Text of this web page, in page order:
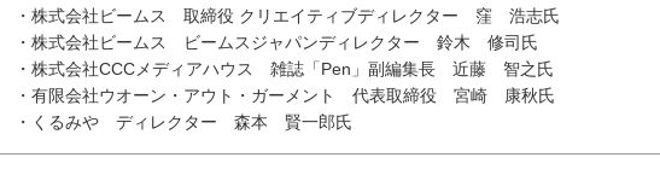
・株式会社ビームス 取締役 クリエイティブディレクター 窪 浩志氏
・株式会社ビームス ビームスジャパンディレクター 鈴木 修司氏
・株式会社CCCメディアハウス 雑誌「Pen」副編集長 近藤 智之氏
・有限会社ウオーン・アウト・ガーメント 代表取締役 宮崎 康秋氏
・くるみや ディレクター 森本 賢一郎氏